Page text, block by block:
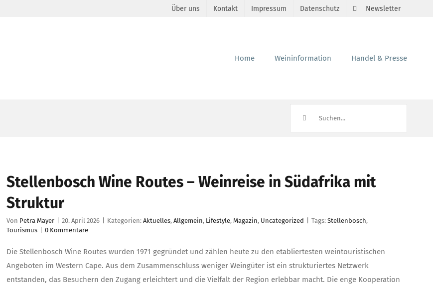
Über uns Kontakt Impressum Datenschutz Newsletter
Home Weininformation Handel & Presse
Stellenbosch Wine Routes – Weinreise in Südafrika mit
Struktur
Von Petra Mayer 20. April 2026 Kategorien: Aktuelles, Allgemein, Lifestyle, Magazin, Uncategorized Tags: Stellenbosch,
Tourismus
0 Kommentare
Die Stellenbosch Wine Routes wurden 1971 gegründet und zählen heute zu den etabliertesten weintouristischen
Angeboten im Western Cape. Aus dem Zusammenschluss weniger Weingüter ist ein strukturiertes Netzwerk
entstanden, das Besuchern den Zugang erleichtert und die Vielfalt der Region erlebbar macht. Die enge Kooperation